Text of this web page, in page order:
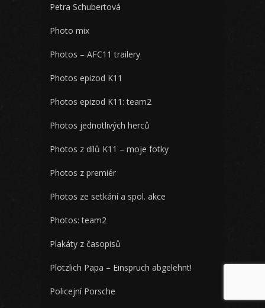
Petra Schubertová
Photo mix
Photos – AFC11 trailery
Photos epizod K11
Photos epizod K11: team2
Photos jednotlivých herců
Photos z dílů K11 – moje fotky
Photos z premiér
Photos ze setkání a spol. akce
Photos: team2
Plakáty z časopisů
Plötzlich Papa – Einspruch abgelehnt!
Policejní Porsche